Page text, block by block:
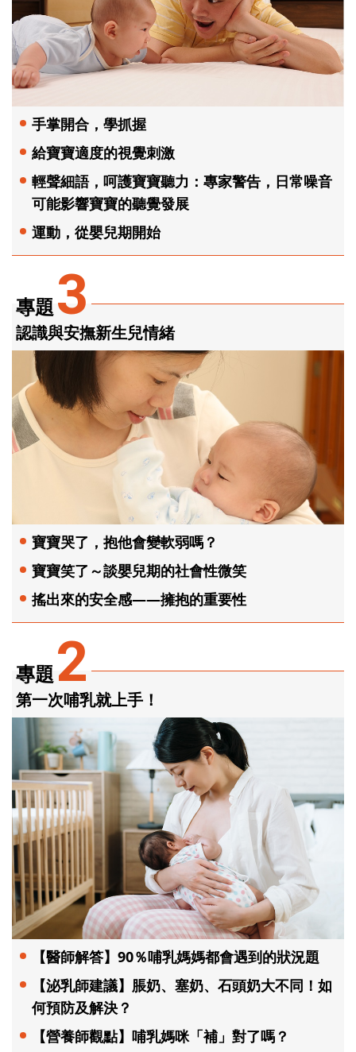
專題2
第一次哺乳就上手！
【醫師解答】90％哺乳媽媽都會遇到的狀況題
【泌乳師建議】脹奶、塞奶、石頭奶大不同！如
何預防及解決？
【營養師觀點】哺乳媽咪「補」對了嗎？
專題3
認識與安撫新生兒情緒
寶寶哭了，抱他會變軟弱嗎？
寶寶笑了～談嬰兒期的社會性微笑
搖出來的安全感——擁抱的重要性
手掌開合，學抓握
給寶寶適度的視覺刺激
輕聲細語，呵護寶寶聽力：專家警告，日常噪音
可能影響寶寶的聽覺發展
運動，從嬰兒期開始